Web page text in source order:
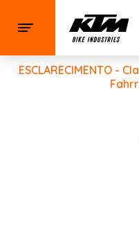
ESCLARECIMENTO -